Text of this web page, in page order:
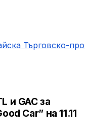
Търговско-
и GAC за
Car” на 11.11